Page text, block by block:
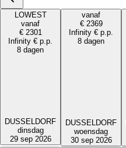
LOWEST
vanaf
€ 2301
Infinity € p.p.
8 dagen
DUSSELDORF
dinsdag
29 sep 2026
vanaf
€ 2369
Infinity € p.p.
8 dagen
DUSSELDORF
woensdag
30 sep 2026